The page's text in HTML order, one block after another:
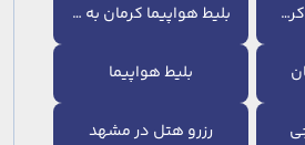
بلیط هواپیما تهران کرمان بلیط هواپیما کرمان به تهران
بلیط هواپیما
رزرو هتل در مشهد